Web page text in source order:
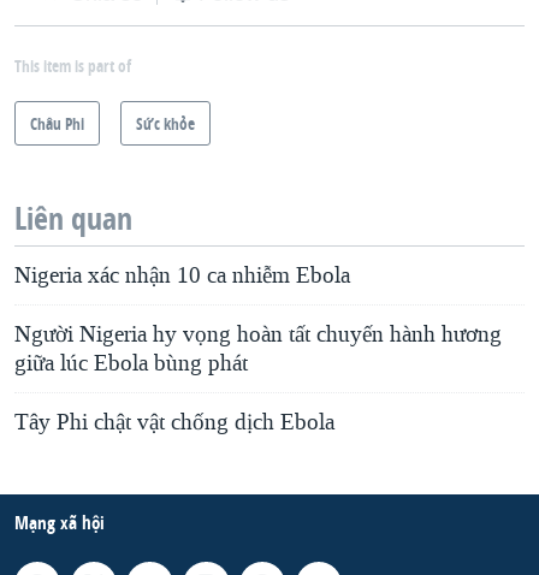
This item is part of
Châu Phi Sức khỏe
Liên quan
Nigeria xác nhận 10 ca nhiễm Ebola
Người Nigeria hy vọng hoàn tất chuyến hành hương
giữa lúc Ebola bùng phát
Tây Phi chật vật chống dịch Ebola
Mạng xã hội